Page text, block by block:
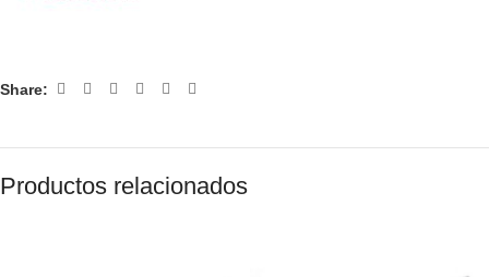
Share:
Productos relacionados